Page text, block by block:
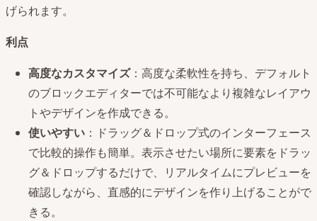
げられます。
利点
高度なカスタマイズ：高度な柔軟性を持ち、デフォルト
のブロックエディターでは不可能なより複雑なレイアウ
トやデザインを作成できる。
使いやすい ：ドラッグ＆ドロップ式のインターフェース
で比較的操作も簡単。表示させたい場所に要素をドラッ
グ＆ドロップするだけで、リアルタイムにプレビューを
確認しながら、直感的にデザインを作り上げることがで
きる。